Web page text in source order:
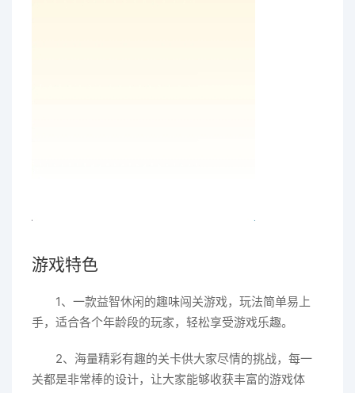
游戏特色
1、一款益智休闲的趣味闯关游戏，玩法简单易上
手，适合各个年龄段的玩家，轻松享受游戏乐趣。
2、海量精彩有趣的关卡供大家尽情的挑战，每一
关都是非常棒的设计，让大家能够收获丰富的游戏体